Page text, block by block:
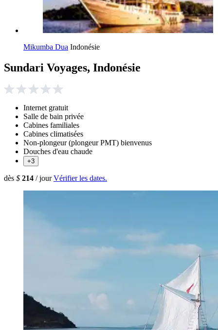
Mikumba Dua Indonésie
Sundari Voyages, Indonésie
Internet gratuit
Salle de bain privée
Cabines familiales
Cabines climatisées
Non-plongeur (plongeur PMT) bienvenus
Douches d'eau chaude
+3
dès $ 214 / jour Vérifier les dates.